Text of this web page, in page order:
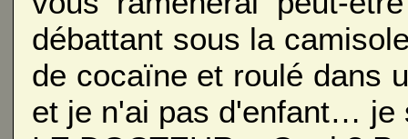
débattant sous la
de cocaïne et roulé dans
et je n'ai pas d'enfant…